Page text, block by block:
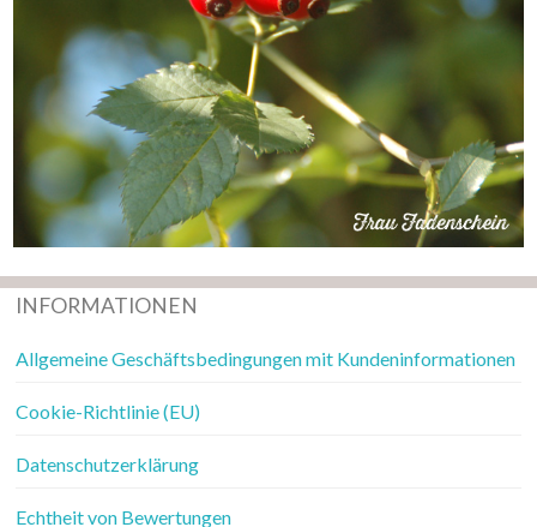
INFORMATIONEN
Allgemeine Geschäftsbedingungen mit Kundeninformationen
Cookie-Richtlinie (EU)
Datenschutzerklärung
Echtheit von Bewertungen